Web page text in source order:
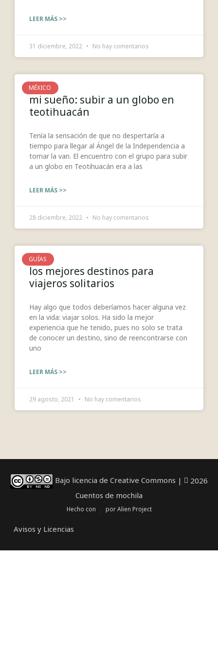
LEER MÁS >>
31 diciembre, 2022 No hay comentarios
MÉXICO
mi sueño: subir a un globo en
teotihuacán
Tenía la sensación de que no despertaría a
tiempo para llegar al Ángel de la Independencia a
tomar la van. El encuentro con el grupo para subir
a un globo en Teotihuacán era a las
LEER MÁS >>
28 diciembre, 2022 No hay comentarios
GUÍAS
los mejores destinos para
viajeros solitarios
Hay algo que todos deberíamos hacer alguna vez
en la vida: viajar solos. Ha sido la mejor
experiencia que he tenido, pues no solo se trata
de conocer un destino, sino de reencontrarse con
uno
LEER MÁS >>
29 agosto, 2021 No hay comentarios
Bajo licencia de Creative Commons |
2026
Cuentos de mochila
Hecho con porAlien Project
Avisos y Licencias